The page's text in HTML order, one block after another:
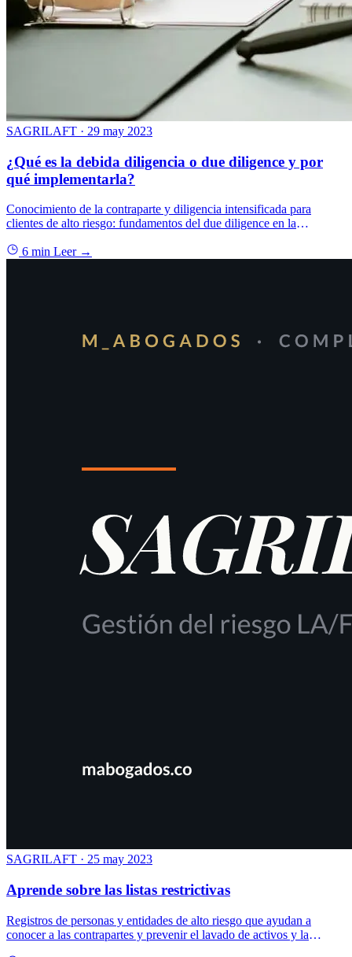
SAGRILAFT · 29 may 2023
¿Qué es la debida diligencia o due diligence y por
qué implementarla?
Conocimiento de la contraparte y diligencia intensificada para
clientes de alto riesgo: fundamentos del due diligence en la
6 min Leer →
SAGRILAFT · 25 may 2023
Aprende sobre las listas restrictivas
Registros de personas y entidades de alto riesgo que ayudan a
conocer a las contrapartes y prevenir el lavado de activos y la